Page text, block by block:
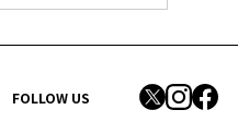
FOLLOW US